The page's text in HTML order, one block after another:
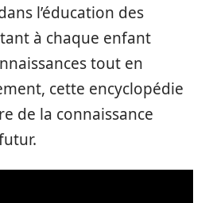
l’éducation des
à chaque enfant
tout en
cette encyclopédie
de la connaissance